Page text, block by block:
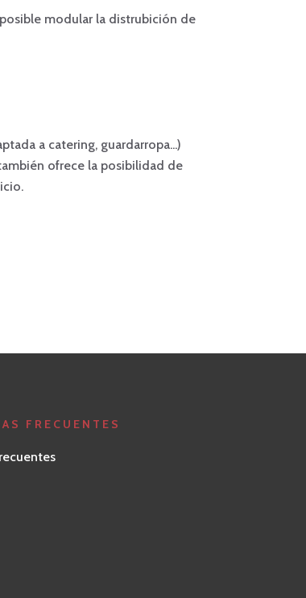
modular la distrubición de
a catering, guardarropa...)
ofrece la posibilidad de
FRECUENTES